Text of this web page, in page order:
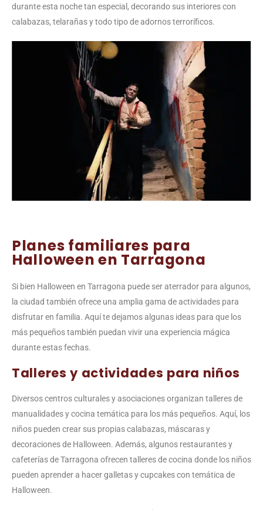
durante esta noche tan especial, decorando sus interiores con
calabazas, telarañas y todo tipo de adornos terroríficos.
Planes familiares para
Halloween en Tarragona
Si bien Halloween en Tarragona puede ser aterrador para algunos,
la ciudad también ofrece una amplia gama de actividades para
disfrutar en familia. Aquí te dejamos algunas ideas para que los
más pequeños también puedan vivir una experiencia mágica
durante estas fechas.
Talleres y actividades para niños
Diversos centros culturales y asociaciones organizan talleres de
manualidades y cocina temática para los más pequeños. Aquí, los
niños pueden crear sus propias calabazas, máscaras y
decoraciones de Halloween. Además, algunos restaurantes y
cafeterías de Tarragona ofrecen talleres de cocina donde los niños
pueden aprender a hacer galletas y cupcakes con temática de
Halloween.